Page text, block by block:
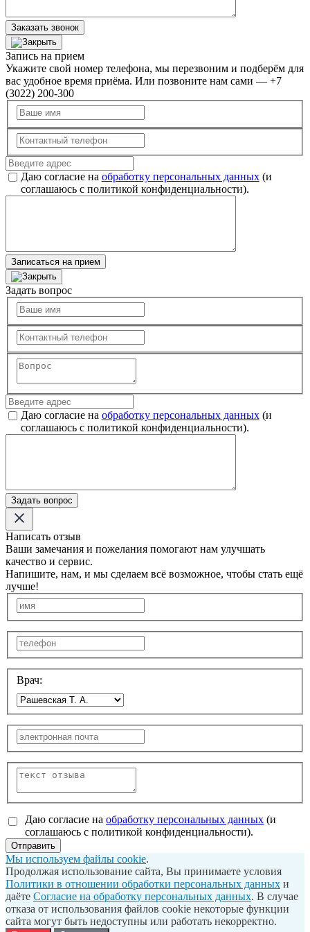
Заказать звонок
Запись на прием
Укажите свой номер телефона, мы перезвоним и подберём для
вас удобное время приёма. Или позвоните нам сами — +7
(3022) 200-300
Даю согласие на обработку персональных данных(и
соглашаюсь с политикой конфиденциальности).
Записаться на прием
Задать вопрос
Даю согласие на обработку персональных данных(и
соглашаюсь с политикой конфиденциальности).
Задать вопрос
Написать отзыв
Ваши замечания и пожелания помогают нам улучшать
качество и сервис.
Напишите, нам, и мы сделаем всё возможное, чтобы стать ещё
лучше!
Врач:
Даю согласие на обработку персональных данных (и
соглашаюсь с политикой конфиденциальности).
Отправить
Мы используем файлы cookie.
Продолжая использование сайта, Вы принимаете условия
Политики в отношении обработки персональных данных и
даёте Согласие на обработку персональных данных. В случае
отказа от использования файлов cookie некоторые функции
сайта могут быть недоступны или работать некорректно.